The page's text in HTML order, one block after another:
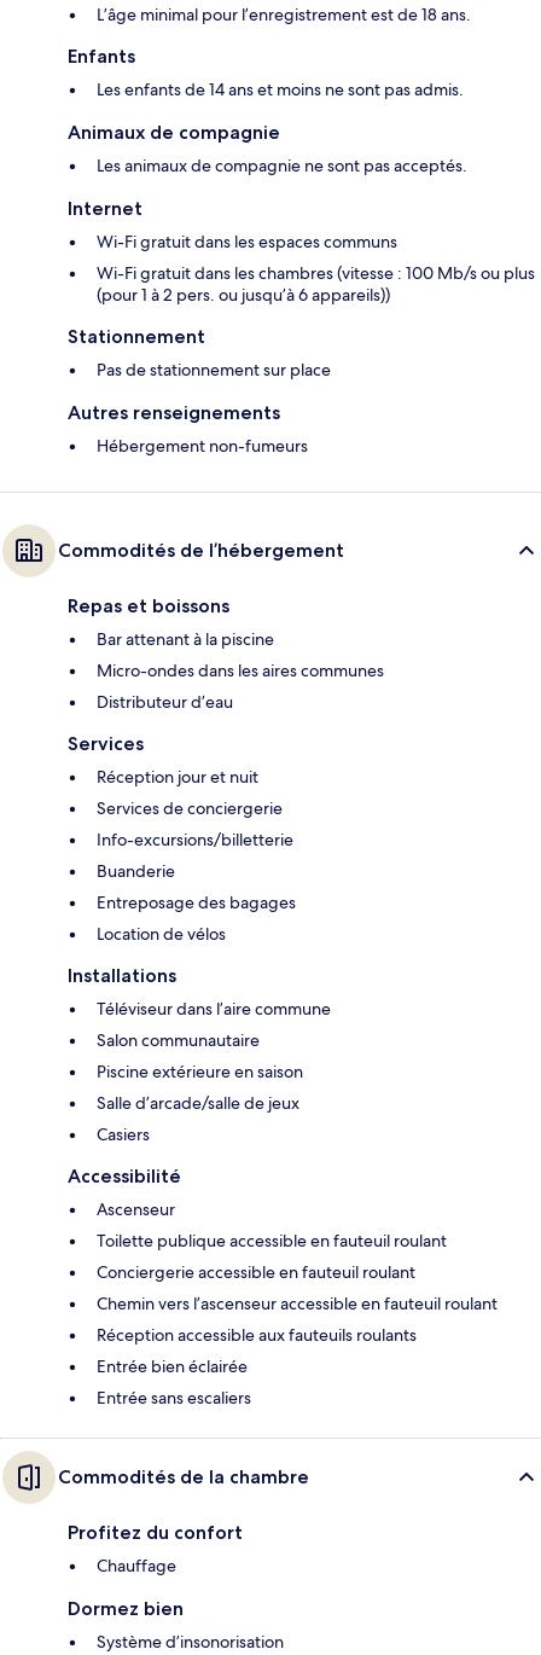
L’âge minimal pour l’enregistrement est de 18 ans.
Enfants
Les enfants de 14 ans et moins ne sont pas admis.
Animaux de compagnie
Les animaux de compagnie ne sont pas acceptés.
Internet
Wi-Fi gratuit dans les espaces communs
Wi-Fi gratuit dans les chambres (vitesse : 100 Mb/s ou plus
(pour 1 à 2 pers. ou jusqu’à 6 appareils))
Stationnement
Pas de stationnement sur place
Autres renseignements
Hébergement non-fumeurs
Commodités de l’hébergement
Repas et boissons
Bar attenant à la piscine
Micro-ondes dans les aires communes
Distributeur d’eau
Services
Réception jour et nuit
Services de conciergerie
Info-excursions/billetterie
Buanderie
Entreposage des bagages
Location de vélos
Installations
Téléviseur dans l’aire commune
Salon communautaire
Piscine extérieure en saison
Salle d’arcade/salle de jeux
Casiers
Accessibilité
Ascenseur
Toilette publique accessible en fauteuil roulant
Conciergerie accessible en fauteuil roulant
Chemin vers l’ascenseur accessible en fauteuil roulant
Réception accessible aux fauteuils roulants
Entrée bien éclairée
Entrée sans escaliers
Commodités de la chambre
Profitez du confort
Chauffage
Dormez bien
Système d’insonorisation